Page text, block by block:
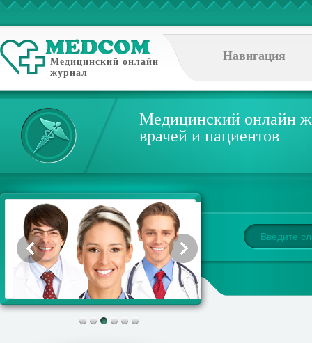
Медицинский онлайн
журнал
Навигация
Медицинский онлайн
врачей и пациентов